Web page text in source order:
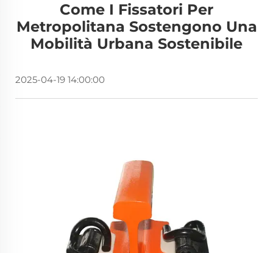
Come I Fissatori Per
Metropolitana Sostengono Una
Mobilità Urbana Sostenibile
2025-04-19 14:00:00